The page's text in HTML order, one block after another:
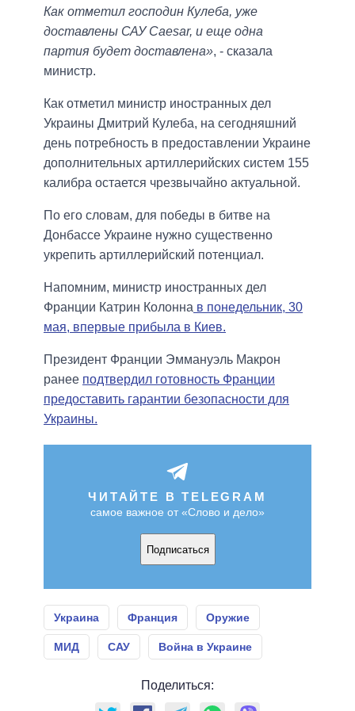
Как отметил господин Кулеба, уже
доставлены САУ Caesar, и еще одна
партия будет доставлена», - сказала
министр.
Как отметил министр иностранных дел
Украины Дмитрий Кулеба, на сегодняшний
день потребность в предоставлении Украине
дополнительных артиллерийских систем 155
калибра остается чрезвычайно актуальной.
По его словам, для победы в битве на
Донбассе Украине нужно существенно
укрепить артиллерийский потенциал.
Напомним, министр иностранных дел
Франции Катрин Колонна в понедельник, 30
мая, впервые прибыла в Киев.
Президент Франции Эммануэль Макрон
ранее подтвердил готовность Франции
предоставить гарантии безопасности для
Украины.
ЧИТАЙТЕ В TELEGRAM
самое важное от «Слово и дело»
Подписаться
Украина Франция Оружие
МИД САУ Война в Украине
Поделиться: